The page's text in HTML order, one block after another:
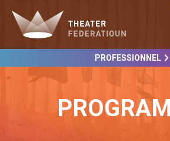
PROFESSIONNEL